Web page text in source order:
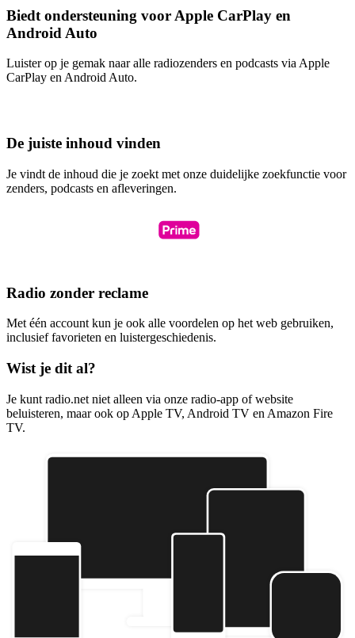
Biedt ondersteuning voor Apple CarPlay en
Android Auto
Luister op je gemak naar alle radiozenders en podcasts via Apple
CarPlay en Android Auto.
De juiste inhoud vinden
Je vindt de inhoud die je zoekt met onze duidelijke zoekfunctie voor
zenders, podcasts en afleveringen.
Radio zonder reclame
Met één account kun je ook alle voordelen op het web gebruiken,
inclusief favorieten en luistergeschiedenis.
Wist je dit al?
Je kunt radio.net niet alleen via onze radio-app of website
beluisteren, maar ook op Apple TV, Android TV en Amazon Fire
TV.